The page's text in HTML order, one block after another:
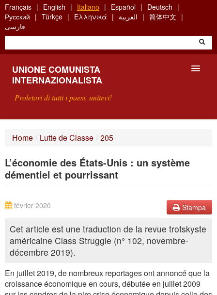
Skip
to
main
content
Français English Italiano Español
Deutsch
Русский
Türkçe Ελληνικά العربية
简体中文
فارسی
UNIONE COMUNISTA
INTERNAZIONALISTA
Proletari di tutti i paesi, unitevi!
RICERCA
Home / Lutte de Classe / 205
L’économie des États-Unis : un système
démentiel et pourrissant
Stampa
février 2020
Cet article est une traduction de la revue trotskyste
américaine Class Struggle (n° 102, novembre-
décembre 2019).
En juillet 2019, de nombreux reportages ont annoncé que la
croissance économique en cours, débutée en juillet 2009